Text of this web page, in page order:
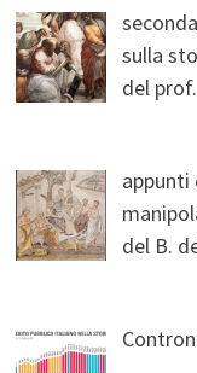
sulla
del
appunti
del B.